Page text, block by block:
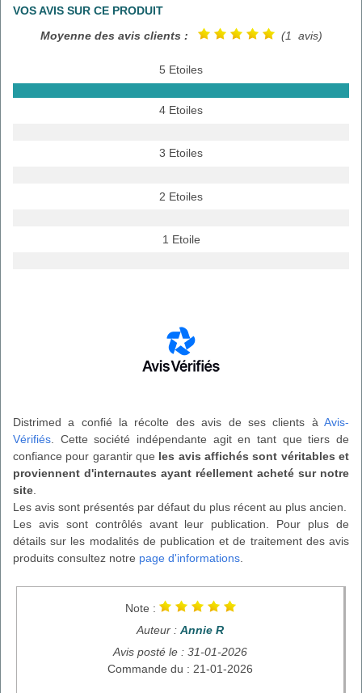
VOS AVIS SUR CE PRODUIT
Moyenne des avis clients :
(1 avis)
5 Etoiles
4 Etoiles
3 Etoiles
2 Etoiles
1 Etoile
Distrimed a confié la récolte des avis de ses clients à Avis-
Vérifiés. Cette société indépendante agit en tant que tiers de
confiance pour garantir que les avis affichés sont véritables et
proviennent d'internautes ayant réellement acheté sur notre
site.
Les avis sont présentés par défaut du plus récent au plus ancien.
Les avis sont contrôlés avant leur publication. Pour plus de
détails sur les modalités de publication et de traitement des avis
produits consultez notre page d'informations.
Note :
Auteur : Annie R
Avis posté le : 31-01-2026
Commande du : 21-01-2026